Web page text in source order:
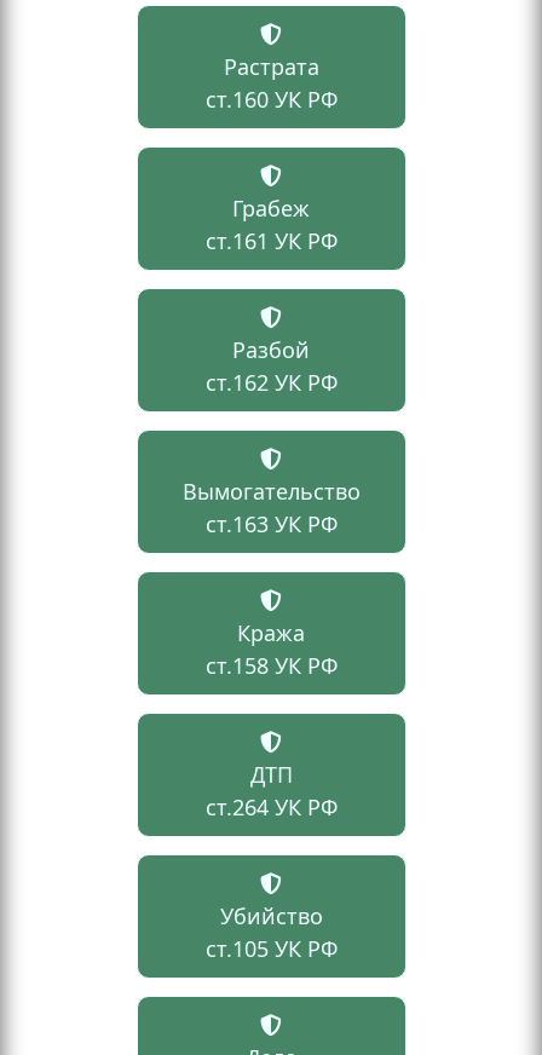
Растрата
ст.160 УК РФ
Грабеж
ст.161 УК РФ
Разбой
ст.162 УК РФ
Вымогательство
ст.163 УК РФ
Кража
ст.158 УК РФ
ДТП
ст.264 УК РФ
Убийство
ст.105 УК РФ